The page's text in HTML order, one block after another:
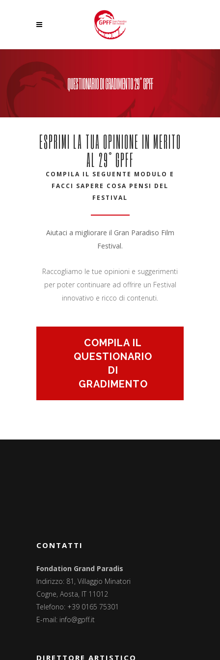
QUESTIONARIO DI GRADIMENTO 29° GPFF
ESPRIMI LA TUA OPINIONE IN MERITO
AL 29° GPFF
COMPILA IL SEGUENTE MODULO E
FACCI SAPERE COSA PENSI DEL
FESTIVAL
Aiutaci a migliorare il Gran Paradiso Film
Festival.
Raccogliamo le tue opinioni e suggerimenti
per poter continuare ad offrire un Festival
innovativo e ricco di contenuti.
COMPILA IL
QUESTIONARIO
DI
GRADIMENTO
CONTATTI
Fondation Grand Paradis
Indirizzo: 81, Villaggio Minatori
Cogne, Aosta, IT 11012
Telefono: +39 0165 75301
E-mail: info@gpff.it
DIRETTORE ARTISTICO